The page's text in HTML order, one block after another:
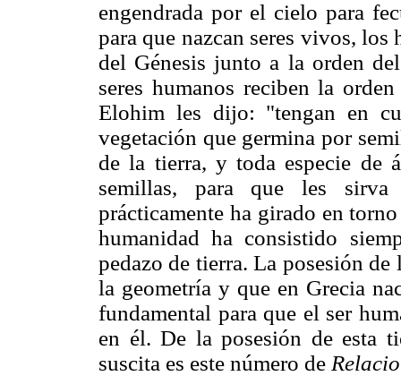
engendrada por el cielo para
para que nazcan seres vivos,
del Génesis junto a la orden
seres humanos reciben la
Elohim les dijo: "tengan en
vegetación que germina por
de la tierra, y toda especie de
semillas, para que les
prácticamente ha girado en
humanidad ha consistido
pedazo de tierra. La posesión
la geometría y que en Grecia
fundamental para que el ser
en él. De la posesión de esta
suscita es este número de